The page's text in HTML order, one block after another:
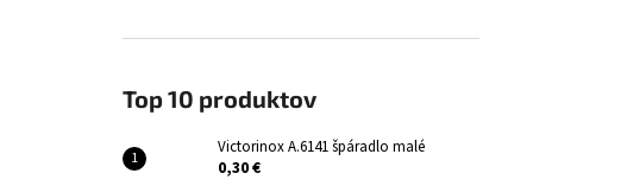
Top 10 produktov
Victorinox A.6141 špáradlo malé
0,30 €